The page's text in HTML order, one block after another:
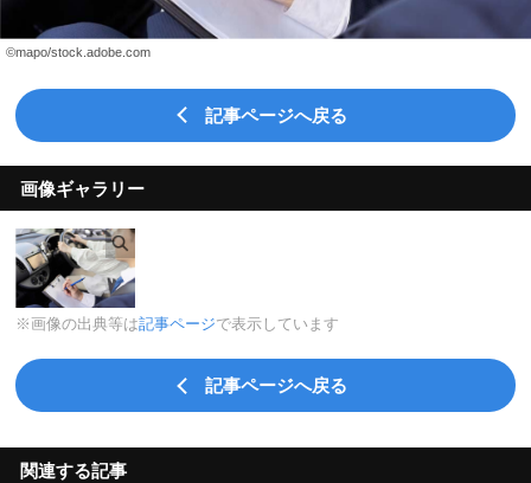
©︎mapo/stock.adobe.com
記事ページへ戻る
画像ギャラリー
※画像の出典等は記事ページで表示しています
記事ページへ戻る
関連する記事